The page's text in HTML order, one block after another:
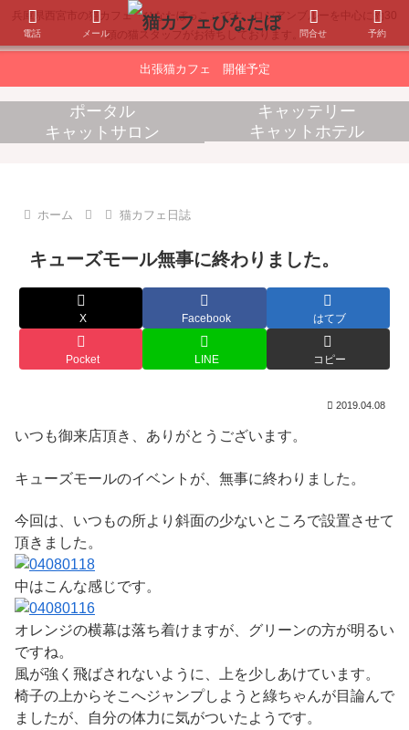
兵庫県西宮市の猫カフェ「ひなたぼっこ」です。ロシアンブルーを中心に約30
頭の猫スタッフがお待ちしております。
出張猫カフェ 開催予定
ポータル
キャッテリー
キャットサロン
キャットホテル
ホーム 猫カフェ日誌
キューズモール無事に終わりました。
X Facebook はてブ
Pocket LINE コピー
2019.04.08
いつも御来店頂き、ありがとうございます。
キューズモールのイベントが、無事に終わりました。
今回は、いつもの所より斜面の少ないところで設置させて
頂きました。
中はこんな感じです。
オレンジの横幕は落ち着けますが、グリーンの方が明るい
ですね。
風が強く飛ばされないように、上を少しあけています。
椅子の上からそこへジャンプしようと綠ちゃんが目論んで
ましたが、自分の体力に気がついたようです。
電話 メール 問合せ 予約